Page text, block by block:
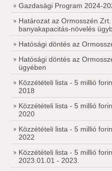
Gazdasági Program 2024-
Határozat az Ormosszén
banyakapacitás-növelés
Hatósági döntés az
Hatósági döntés az
ügyében
Közzétételi lista - 5 millió
2018
Közzétételi lista - 5 millió
2020
Közzétételi lista - 5 millió
2022
Közzétételi lista - 5 millió
2023.01.01 - 2023.